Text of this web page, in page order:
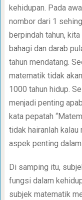
kehidupan. Pada
nombor dari 1
berpindah tahun,
bahagi dan darab
tahun mendatang.
matematik tidak
1000 tahun hidup.
menjadi penting
kata pepatah
tidak hairanlah
aspek penting
Di samping itu,
fungsi dalam
subjek matematik